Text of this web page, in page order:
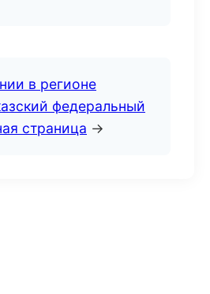
в регионе
федеральный
страница →